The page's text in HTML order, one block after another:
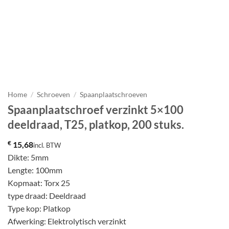
Home / Schroeven / Spaanplaatschroeven
Spaanplaatschroef verzinkt 5×100
deeldraad, T25, platkop, 200 stuks.
€ 15,68incl. BTW
Dikte: 5mm
Lengte: 100mm
Kopmaat: Torx 25
type draad: Deeldraad
Type kop: Platkop
Afwerking: Elektrolytisch verzinkt